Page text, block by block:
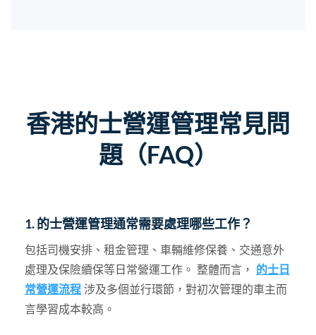
香港的士營運管理常見問
題（FAQ）
1. 的士營運管理通常需要處理哪些工作？
包括司機安排、租金管理、車輛維修保養、交通意外
處理及保險續保等日常營運工作。 整體而言， 的士日
常營運流程 涉及多個並行環節，對初次管理的車主而
言學習成本較高。